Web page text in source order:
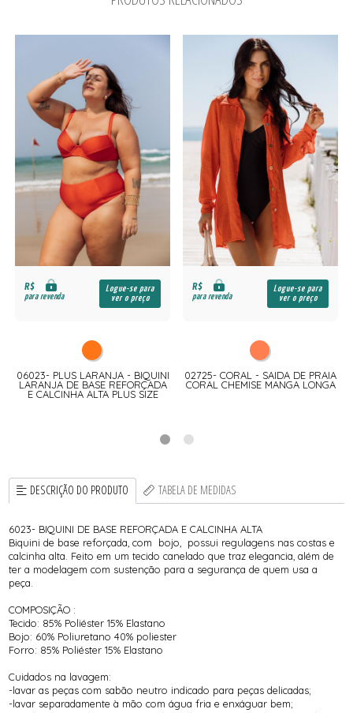
R$
para revenda
Logue-se para
ver o preço
06023- PLUS LARANJA - BIQUINI
LARANJA DE BASE REFORÇADA
E CALCINHA ALTA PLUS SIZE
R$
para revenda
Logue-se para
ver o preço
02725- CORAL - SAIDA DE PRAIA
CORAL CHEMISE MANGA LONGA
DESCRIÇÃO DO PRODUTO TABELA DE MEDIDAS
6023- BIQUINI DE BASE REFORÇADA E CALCINHA ALTA
Biquini de base reforçada, com bojo, possui regulagens nas costas e
calcinha alta. Feito em um tecido canelado que traz elegancia, além de
ter a modelagem com sustenção para a segurança de quem usa a
peça.
COMPOSIÇÃO :
Tecido: 85% Poliéster 15% Elastano
Bojo: 60% Poliuretano 40% poliester
Forro: 85% Poliéster 15% Elastano
Cuidados na lavagem:
-lavar as peças com sabão neutro indicado para peças delicadas;
-lavar separadamente à mão com água fria e enxáguar bem;